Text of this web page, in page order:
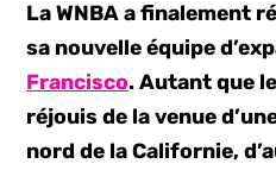
La WNBA a finalement
sa nouvelle équipe
Francisco. Autant que
réjouis de la venue
nord de la Californie,